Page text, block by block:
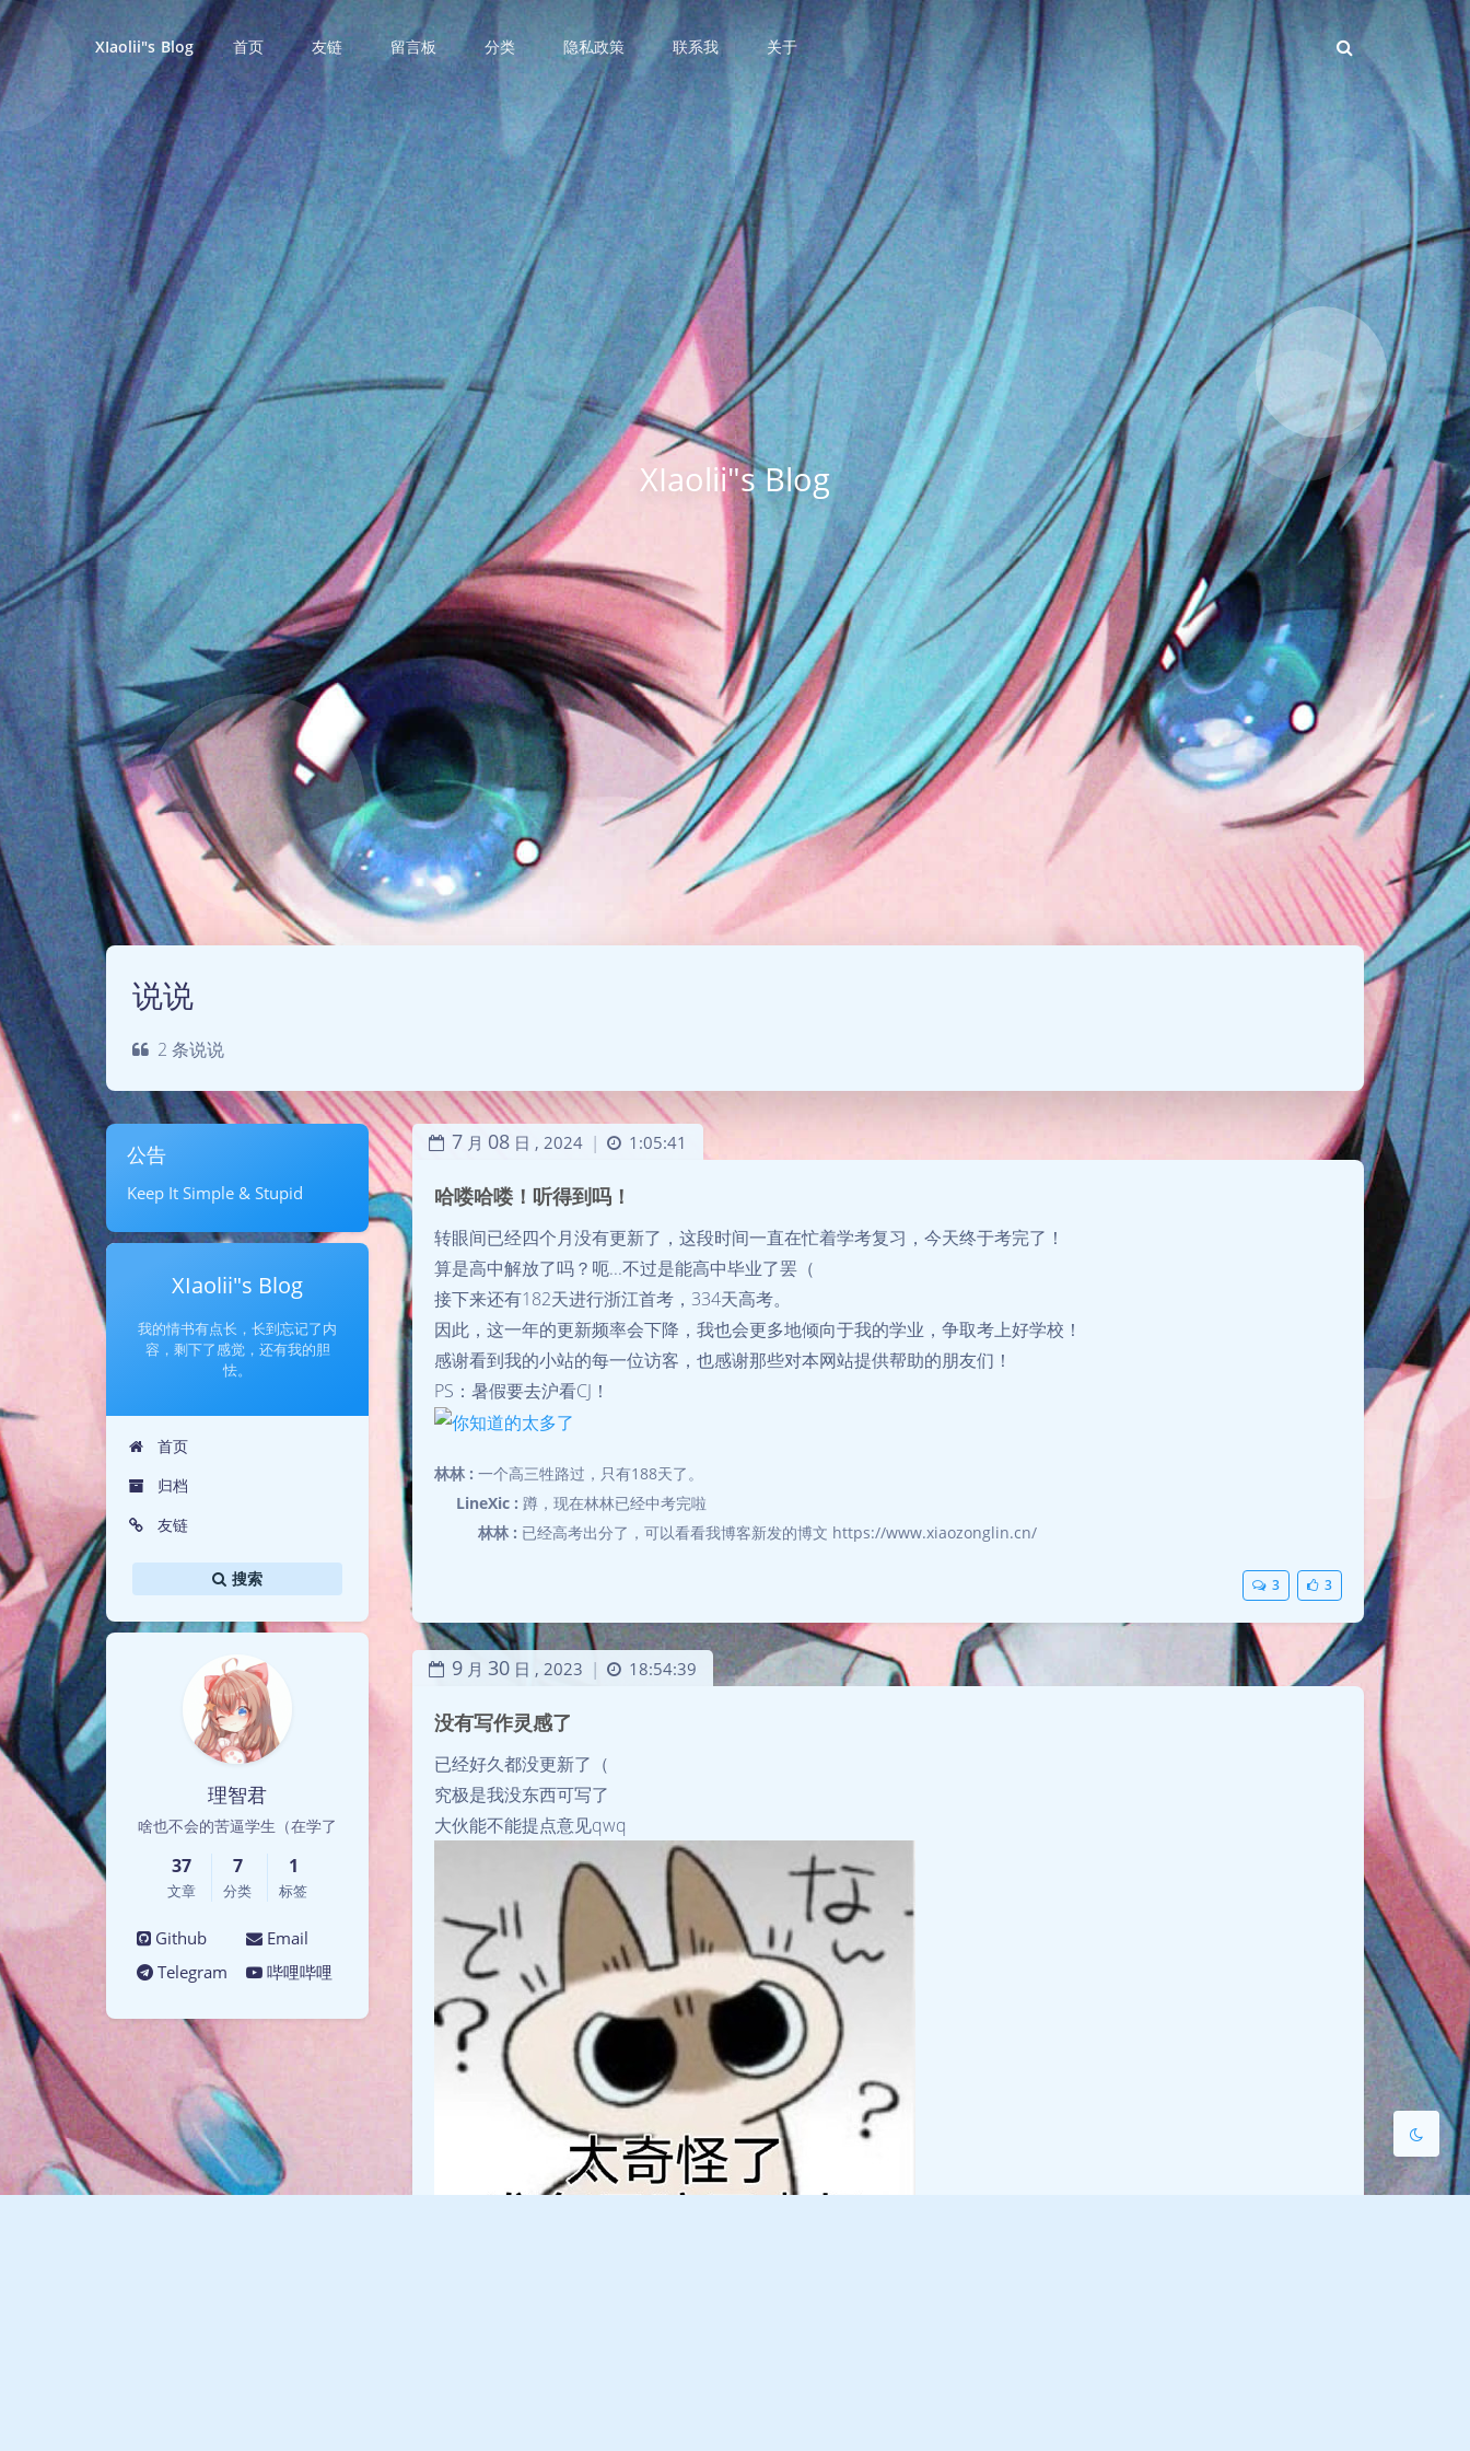
XIaolii"s Blog 首页 友链 留言板 分类 隐私政策 联系我 关于
XIaolii"s Blog
说说
2 条说说
公告
Keep It Simple & Stupid
XIaolii"s Blog
我的情书有点长，长到忘记了内
容，剩下了感觉，还有我的胆
怯。
首页
归档
友链
搜索
理智君
啥也不会的苦逼学生（在学了
37
文章
7
分类
1
标签
Github
Email
Telegram
哔哩哔哩
7 月 08 日 , 2024 | 1:05:41
哈喽哈喽！听得到吗！
转眼间已经四个月没有更新了，这段时间一直在忙着学考复习，今天终于考完了！
算是高中解放了吗？呃...不过是能高中毕业了罢（
接下来还有182天进行浙江首考，334天高考。
因此，这一年的更新频率会下降，我也会更多地倾向于我的学业，争取考上好学校！
感谢看到我的小站的每一位访客，也感谢那些对本网站提供帮助的朋友们！
PS：暑假要去沪看CJ！
林林 : 一个高三牲路过，只有188天了。
LineXic : 蹲，现在林林已经中考完啦
林林 : 已经高考出分了，可以看看我博客新发的博文 https://www.xiaozonglin.cn/
3 3
9 月 30 日 , 2023 18:54:39
没有写作灵感了
已经好久都没更新了（
究极是我没东西可写了
大伙能不能提点意见qwq